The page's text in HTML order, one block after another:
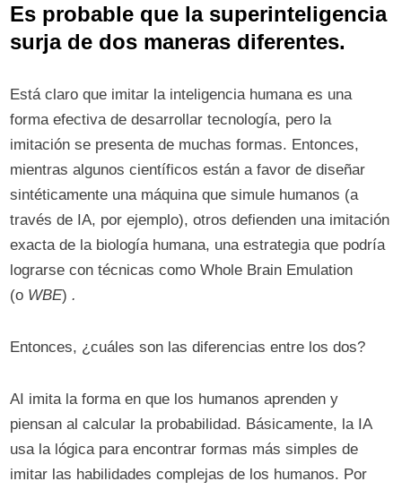
Es probable que la superinteligencia
surja de dos maneras diferentes.
Está claro que imitar la inteligencia humana es una
forma efectiva de desarrollar tecnología, pero la
imitación se presenta de muchas formas. Entonces,
mientras algunos científicos están a favor de diseñar
sintéticamente una máquina que simule humanos (a
través de IA, por ejemplo), otros defienden una imitación
exacta de la biología humana, una estrategia que podría
lograrse con técnicas como Whole Brain Emulation
(o WBE).
Entonces, ¿cuáles son las diferencias entre los dos?
AI imita la forma en que los humanos aprenden y
piensan al calcular la probabilidad. Básicamente, la IA
usa la lógica para encontrar formas más simples de
imitar las habilidades complejas de los humanos. Por